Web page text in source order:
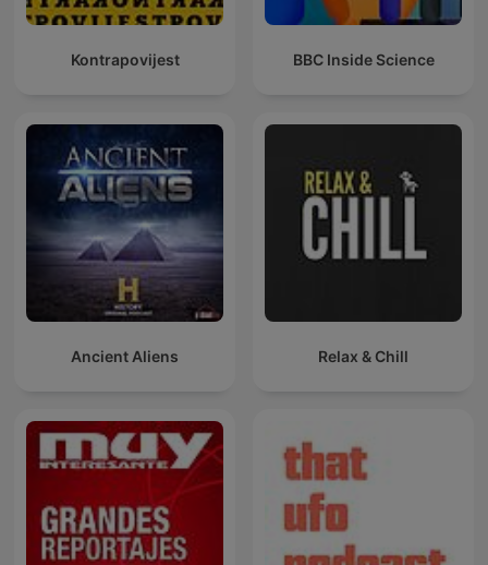
Kontrapovijest BBC Inside Science
Ancient Aliens Relax & Chill